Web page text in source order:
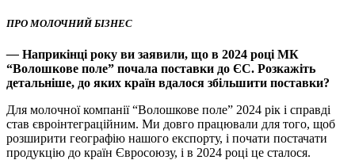
ПРО МОЛОЧНИЙ БІЗНЕС
— Наприкінці року ви заявили, що в 2024 році МК
“Волошкове поле” почала поставки до ЄС. Розкажіть
детальніше, до яких країн вдалося збільшити поставки?
Для молочної компанії “Волошкове поле” 2024 рік і справді
став євроінтеграційним. Ми довго працювали для того, щоб
розширити географію нашого експорту, і почати постачати
продукцію до країн Євросоюзу, і в 2024 році це сталося.